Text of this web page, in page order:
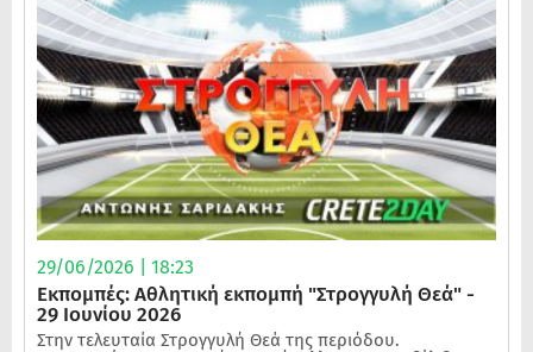
29/06/2026 | 18:23
Εκπομπές: Αθλητική εκπομπή "Στρογγυλή Θεά" -
29 Ιουνίου 2026
Στην τελευταία Στρογγυλή Θεά της περιόδου.